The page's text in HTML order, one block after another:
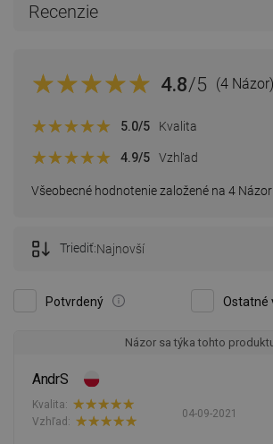
Recenzie
4.8/5 (4 Názor)
Všeobecné hodnotenie založené na 4 Názor
5.0/5 Kvalita
4.9/5 Vzhľad
Potvrdený Ostatné
Triediť:Najnovší
Názor sa týka tohto
AndrS
04-09-2021
Kvalita:
Vzhľad: